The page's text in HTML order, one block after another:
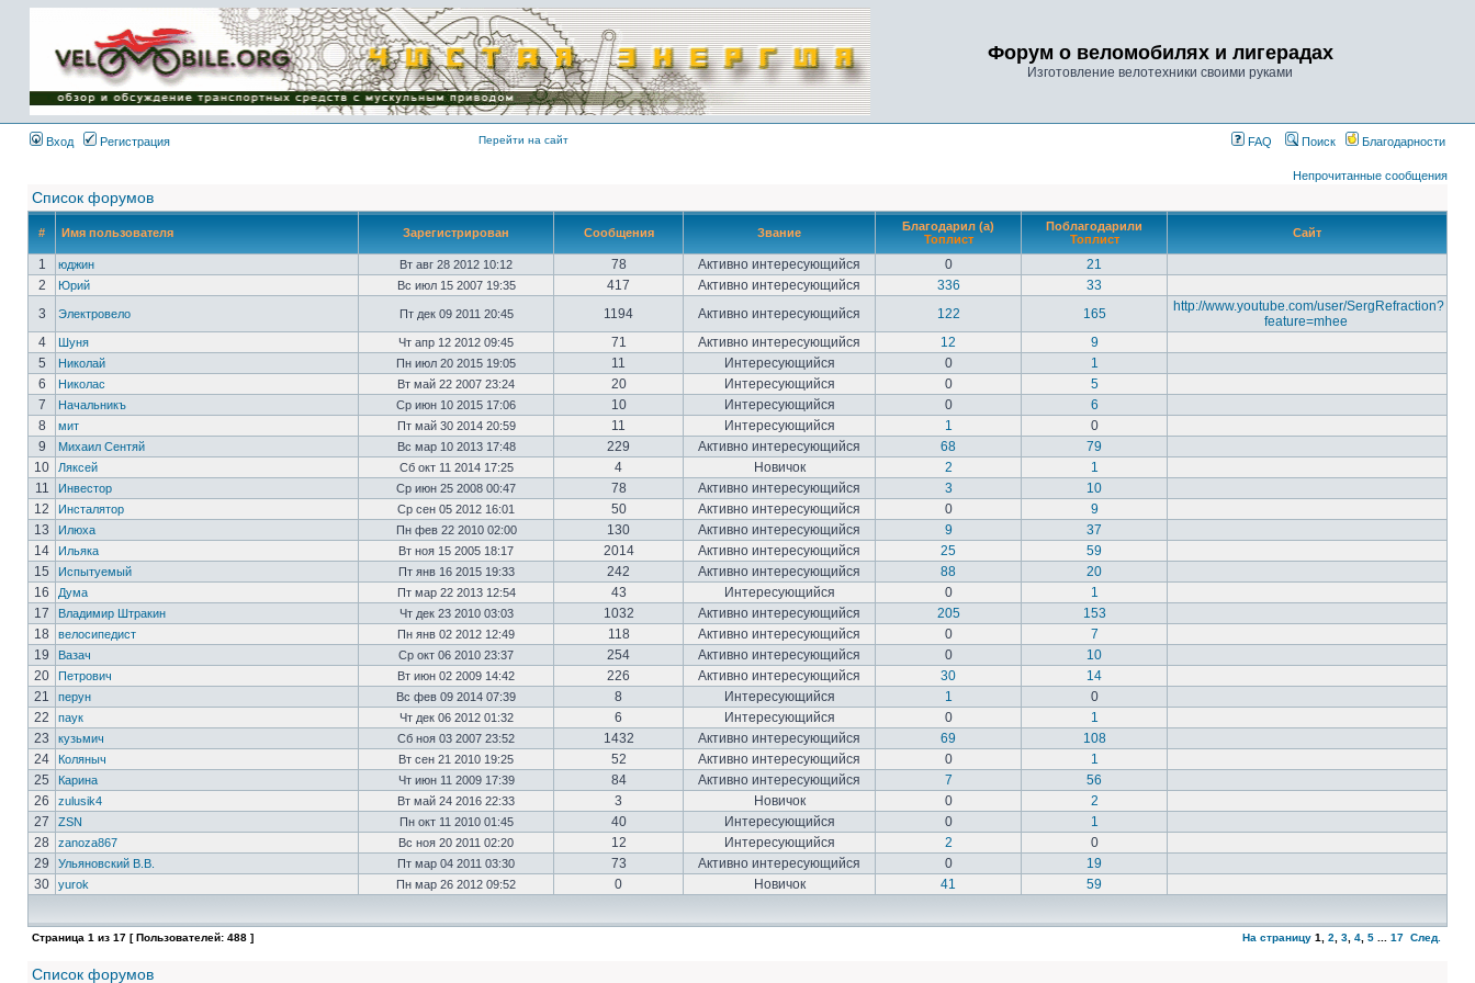
Имя пользователя:
Пароль:
{ LOG_ME_IN_SHORT
}
Форум о веломобилях и лигерадах
Изготовление велотехники своими руками
Вход Регистрация Перейти на сайт FAQ Поиск Благодарности
Непрочитанные сообщения
Список форумов
# Имя пользователя Зарегистрирован Сообщения Звание
Благодарил (а)
Топлист
Поблагодарили
Топлист
Сайт
1 юджин Вт авг 28 2012 10:12 78 Активно интересующийся 0
21
2
Юрий Вс июл 15 2007 19:35 417 Активно интересующийся 336
33
3
Электровело Пт дек 09 2011 20:45 1194 Активно интересующийся 122 165
http://www.youtube.com/user/SergRefraction?
feature=mhee
4
Шуня Чт апр 12 2012 09:45 71 Активно интересующийся 12
9
5
Николай Пн июл 20 2015 19:05 11 Интересующийся 0
1
6
Николас Вт май 22 2007 23:24 20 Интересующийся 0
5
7
Начальникъ Ср июн 10 2015 17:06 10 Интересующийся 0
6
8
мит Пт май 30 2014 20:59 11 Интересующийся 1
0
9
Михаил Сентяй Вс мар 10 2013 17:48 229 Активно интересующийся 68
79
10
Ляксей Сб окт 11 2014 17:25 4 Новичок 2
1
11
Инвестор Ср июн 25 2008 00:47 78 Активно интересующийся 3
10
12
Инсталятор Ср сен 05 2012 16:01 50 Активно интересующийся 0
9
13
Илюха Пн фев 22 2010 02:00 130 Активно интересующийся 9
37
14
Ильяка Вт ноя 15 2005 18:17 2014 Активно интересующийся 25
59
15
Испытуемый Пт янв 16 2015 19:33 242 Активно интересующийся 88
20
16
Дума Пт мар 22 2013 12:54 43 Интересующийся 0
1
17
Владимир Штракин Чт дек 23 2010 03:03 1032 Активно интересующийся 205
153
18
велосипедист Пн янв 02 2012 12:49 118 Активно интересующийся 0
7
19
Вазач Ср окт 06 2010 23:37 254 Активно интересующийся 0
10
20
Петрович Вт июн 02 2009 14:42 226 Активно интересующийся 30
14
21
перун Вс фев 09 2014 07:39 8 Интересующийся 1
0
22
паук Чт дек 06 2012 01:32 6 Интересующийся 0
1
23
кузьмич Сб ноя 03 2007 23:52 1432 Активно интересующийся 69
108
24
Коляныч Вт сен 21 2010 19:25 52 Активно интересующийся 0
1
25
Карина Чт июн 11 2009 17:39 84 Активно интересующийся 7
56
26
zulusik4 Вт май 24 2016 22:33 3 Новичок 0
2
27
ZSN Пн окт 11 2010 01:45 40 Интересующийся 0
1
28
zanoza867 Вс ноя 20 2011 02:20 12 Интересующийся 2
0
29
Ульяновский В.В. Пт мар 04 2011 03:30 73 Активно интересующийся 0
19
30
yurok Пн мар 26 2012 09:52 0 Новичок 41 59
Страница 1 из 17 [ Пользователей: 488 ] На страницу 1 2 3 4 5 17 След.
Список форумов